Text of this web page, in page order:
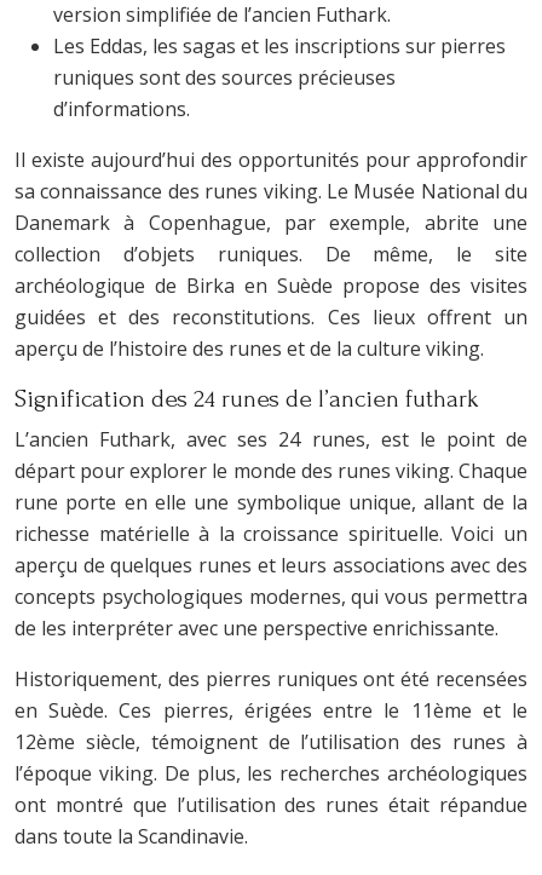
version simplifiée de l’ancien Futhark.
Les Eddas, les sagas et les inscriptions sur pierres
runiques sont des sources précieuses
d’informations.
Il existe aujourd’hui des opportunités pour approfondir
sa connaissance des runes viking. Le Musée National du
Danemark à Copenhague, par exemple, abrite une
collection d’objets runiques. De même, le site
archéologique de Birka en Suède propose des visites
guidées et des reconstitutions. Ces lieux offrent un
aperçu de l’histoire des runes et de la culture viking.
Signification des 24 runes de l’ancien futhark
L’ancien Futhark, avec ses 24 runes, est le point de
départ pour explorer le monde des runes viking. Chaque
rune porte en elle une symbolique unique, allant de la
richesse matérielle à la croissance spirituelle. Voici un
aperçu de quelques runes et leurs associations avec des
concepts psychologiques modernes, qui vous permettra
de les interpréter avec une perspective enrichissante.
Historiquement, des pierres runiques ont été recensées
en Suède. Ces pierres, érigées entre le 11ème et le
12ème siècle, témoignent de l’utilisation des runes à
l’époque viking. De plus, les recherches archéologiques
ont montré que l’utilisation des runes était répandue
dans toute la Scandinavie.